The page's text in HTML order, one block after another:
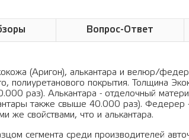
Вопрос-Ответ
(Аригон), алькантара и велюр/
полиуретанового покрытия. Толщина
раз). Алькантара - отделочный
также свыше 40.000 раз). Федерер
же свойствами, что и алькантара.
сегмента среди производителей